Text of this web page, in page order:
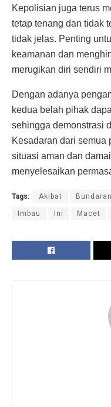
Kepolisian juga terus
tetap tenang dan tidak
tidak jelas. Penting
keamanan dan
merugikan diri sendiri
Dengan adanya
kedua belah pihak
sehingga demonstrasi
Kesadaran dari semua
situasi aman dan
menyelesaikan
Tags: Akibat Bundaran
Imbau Ini Macet